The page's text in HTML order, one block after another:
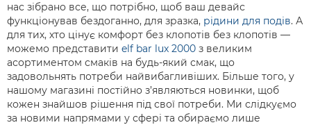
нас зібрано все, що потрібно, щоб ваш девайс
функціонував бездоганно, для зразка, рідини для подів. А
для тих, хто цінує комфорт без клопотів без клопотів —
можемо представити elf bar lux 2000 з великим
асортиментом смаків на будь-який смак, що
задовольнять потреби найвибагливіших. Більше того, у
нашому магазині постійно з’являються новинки, щоб
кожен знайшов рішення під свої потреби. Ми слідкуємо
за новими напрямами у сфері та обираємо лише